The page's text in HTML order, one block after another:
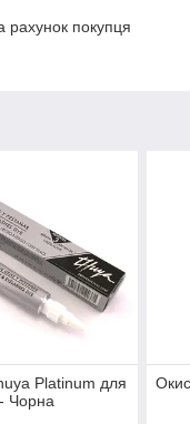
рахунок покупця
Platinum для
- Чорна